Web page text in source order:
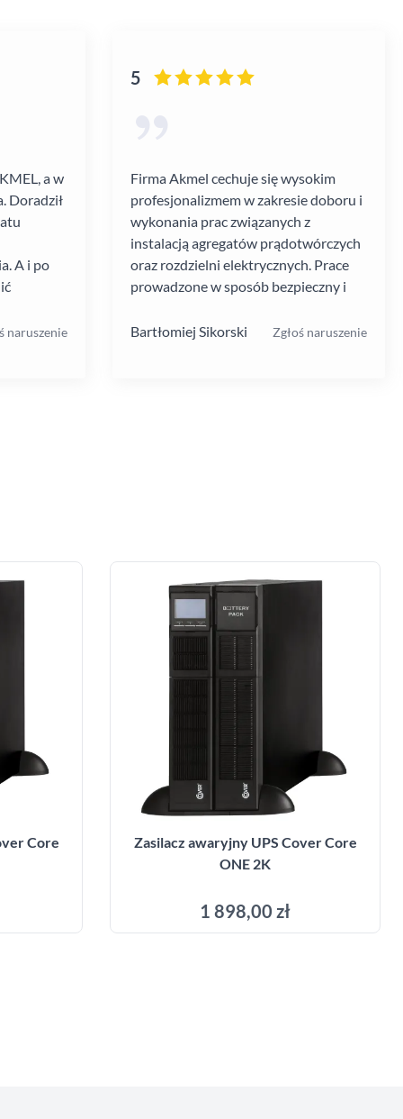
a w
Doradził
A i po
naruszenie
5
Firma Akmel cechuje się wysokim
profesjonalizmem w zakresie doboru i
wykonania prac związanych z
instalacją agregatów prądotwórczych
oraz rozdzielni elektrycznych. Prace
prowadzone w sposób bezpieczny i
Jakość i rodzaj stosowanych
Bartłomiej Sikorski Zgłoś naruszenie
Core
Zasilacz awaryjny UPS Cover Core
ONE 2K
1 898,00 zł